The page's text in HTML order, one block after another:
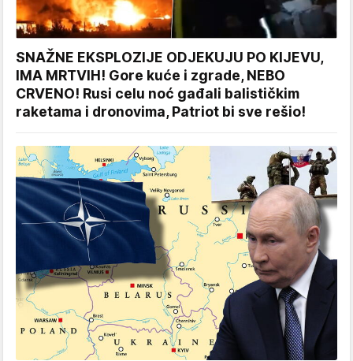
SNAŽNE EKSPLOZIJE ODJEKUJU PO KIJEVU,
IMA MRTVIH! Gore kuće i zgrade, NEBO
CRVENO! Rusi celu noć gađali balističkim
raketama i dronovima, Patriot bi sve rešio!